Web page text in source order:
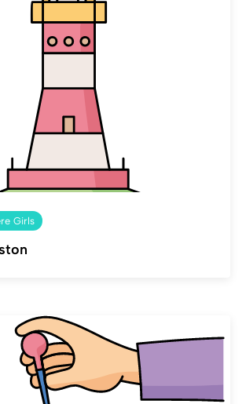
Girls